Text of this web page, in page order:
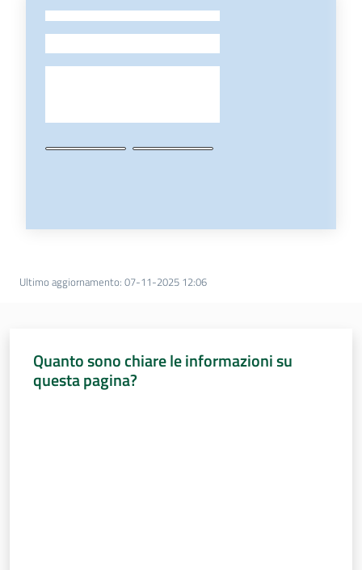
-
Ultimo aggiornamento: 07-11-2025 12:06
Quanto sono chiare le informazioni su
questa pagina?